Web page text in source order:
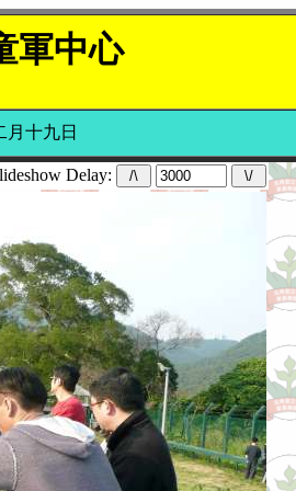
軍中心
月十九日
Delay: